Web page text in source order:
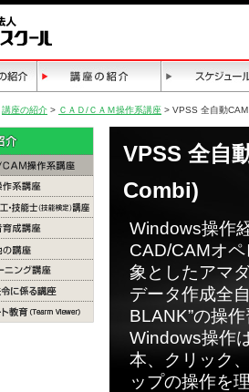
講座の紹介 > ＣＡＤ/ＣＡＭ操作系講座 > VPSS 全自動
VPSS 全自
Combi)
Windows操作
CAD/CAMオ
象としたアマ
データ作成全
BLANK”の操
Windows操作
本、クリック
ップの操作を